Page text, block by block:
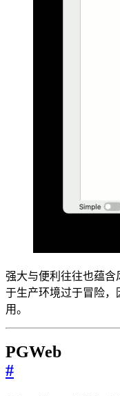
强大与便利往往也蕴含
于生产环境过于冒险
用。
PGWeb
#